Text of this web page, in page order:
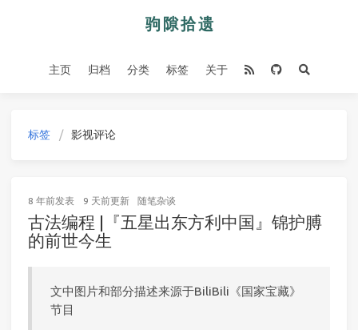
主页 归档 分类 标签 关于
标签 影视评论
8 年前发表 9 天前更新 随笔杂谈
古法编程 |『五星出东方利中国』锦护膊
的前世今生
文中图片和部分描述来源于BiliBili《国家宝藏》
节目